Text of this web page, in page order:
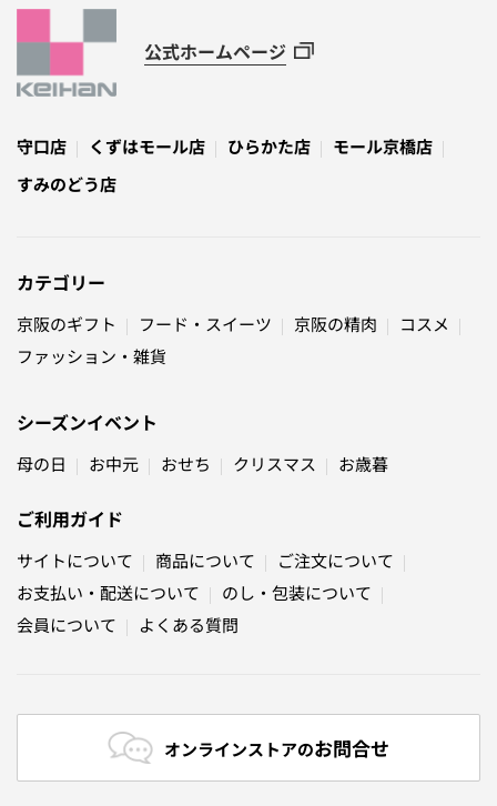
公式ホームページ
守口店 くずはモール店 ひらかた店
モール京橋店
すみのどう店
カテゴリー
京阪のギフト フード・スイーツ 京阪の精肉
コスメ
ファッション・雑貨
シーズンイベント
母の日 お中元 おせち クリスマス お歳暮
ご利用ガイド
サイトについて 商品について
ご注文について
お支払い・配送について
のし・包装について
会員について
よくある質問
オンラインストアのお問合せ